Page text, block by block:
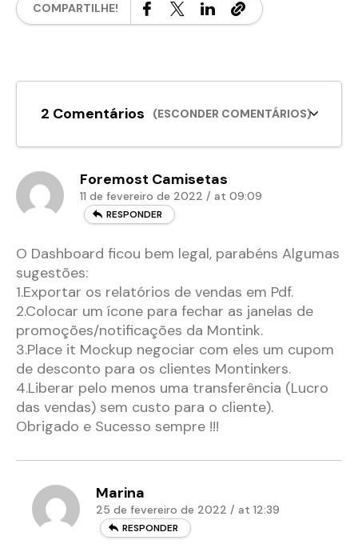
COMPARTILHE!
2 Comentários (ESCONDER COMENTÁRIOS)
Foremost Camisetas
11 de fevereiro de 2022 / at 09:09
RESPONDER
O Dashboard ficou bem legal, parabéns Algumas
sugestões:
1.Exportar os relatórios de vendas em Pdf.
2.Colocar um ícone para fechar as janelas de
promoções/notificações da Montink.
3.Place it Mockup negociar com eles um cupom
de desconto para os clientes Montinkers.
4.Liberar pelo menos uma transferência (Lucro
das vendas) sem custo para o cliente).
Obrigado e Sucesso sempre !!!
Marina
25 de fevereiro de 2022 / at 12:39
RESPONDER